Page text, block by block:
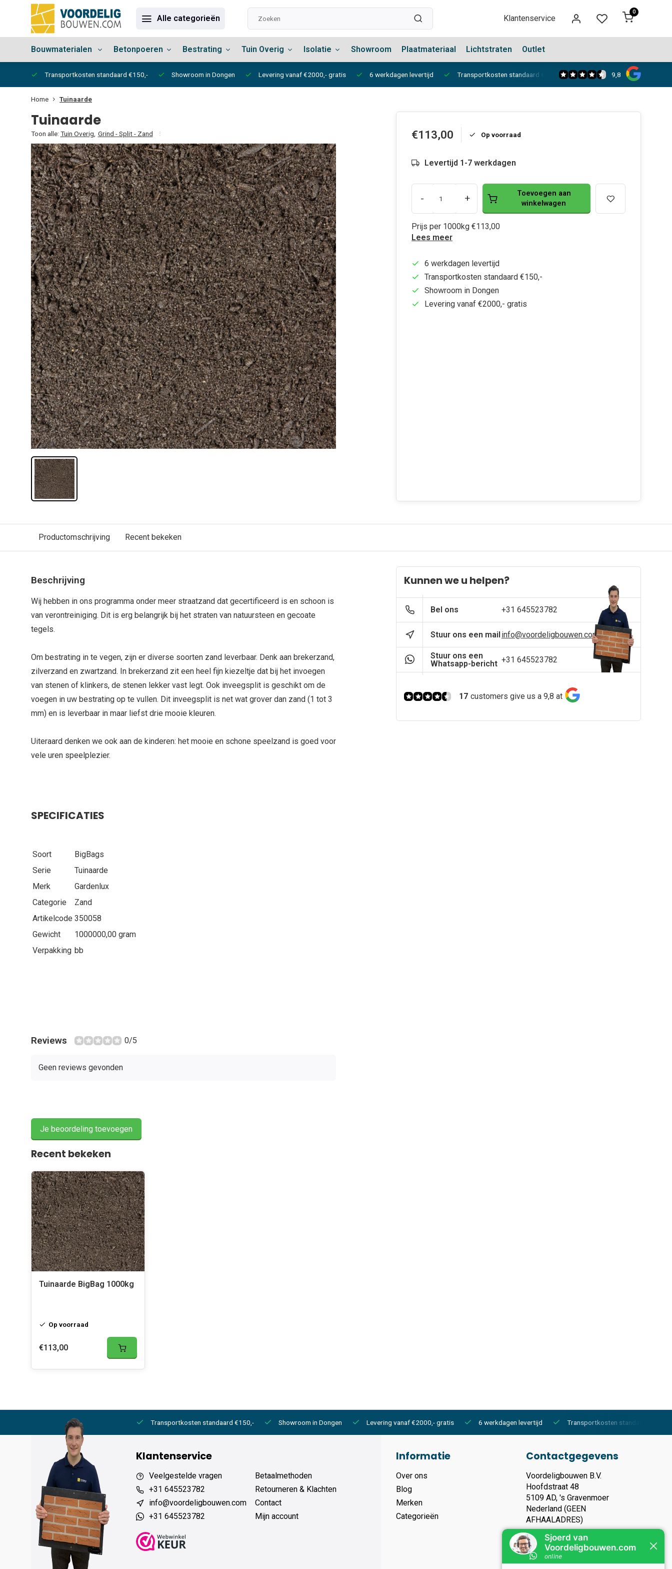
Alle categorieën Klantenservice
0
Bouwmaterialen Betonpoeren Bestrating Tuin Overig Isolatie Showroom Plaatmateriaal Lichtstraten Outlet
Transportkosten standaard €150,- Showroom in Dongen Levering vanaf €2000,- gratis 6 werkdagen levertijd Transportkosten standaard €150,- Showroom in Dongen
9,8
Home Tuinaarde
Tuinaarde
Toon alle: Tuin Overig Grind - Split - Zand €113,00 Op voorraad
Levertijd 1-7 werkdagen
- +
Toevoegen aan
winkelwagen
Prijs per 1000kg €113,00
Lees meer
6 werkdagen levertijd
Transportkosten standaard €150,-
Showroom in Dongen
Levering vanaf €2000,- gratis
Productomschrijving Recent bekeken
Beschrijving
Wij hebben in ons programma onder meer straatzand dat gecertificeerd is en schoon is
van verontreiniging. Dit is erg belangrijk bij het straten van natuursteen en gecoate
tegels.
Om bestrating in te vegen, zijn er diverse soorten zand leverbaar. Denk aan brekerzand,
zilverzand en zwartzand. In brekerzand zit een heel fijn kiezeltje dat bij het invoegen
van stenen of klinkers, de stenen lekker vast legt. Ook inveegsplit is geschikt om de
voegen in uw bestrating op te vullen. Dit inveegsplit is net wat grover dan zand (1 tot 3
mm) en is leverbaar in maar liefst drie mooie kleuren.
Uiteraard denken we ook aan de kinderen: het mooie en schone speelzand is goed voor
vele uren speelplezier.
SPECIFICATIES
Soort
BigBags
Serie
Tuinaarde
Merk
Gardenlux
Categorie
Zand
Artikelcode 350058
Gewicht
1000000,00 gram
Verpakking bb
Reviews 0/5
Geen reviews gevonden
Je beoordeling toevoegen
Kunnen we u helpen?
Bel ons +31 645523782
Stuur ons een mail info@voordeligbouwen.com
Stuur ons een
Whatsapp-bericht +31 645523782
17 customers give us a 9,8 at
Recent bekeken
Tuinaarde BigBag 1000kg
Op voorraad
€113,00
6 werkdagen levertijd Transportkosten standaard €150,- Showroom in Dongen Levering vanaf €2000,- gratis 6 werkdagen levertijd Transportkosten standaard €150,-
Klantenservice
Veelgestelde vragen
+31 645523782
info@voordeligbouwen.com
+31 645523782
Betaalmethoden
Retourneren & Klachten
Contact
Mijn account
Informatie
Over ons
Blog
Merken
Categorieën
Contactgegevens
Voordeligbouwen B.V.
Hoofdstraat 48
5109 AD, 's Gravenmoer
Nederland (GEEN
AFHAALADRES)
KVK nummer: 93119135
Btw nummer: NL866283006B01